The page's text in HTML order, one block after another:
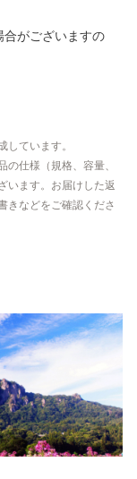
がございますの
ています。
仕様（規格、容量、
います。お届けした返
きなどをご確認くださ